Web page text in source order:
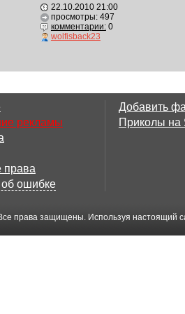
22.10.2010 21:00
просмотры: 497
комментарии:0
wolfisback23
рекламы
права
ошибке
Добавить
Приколы
права защищены. Используя настоящий